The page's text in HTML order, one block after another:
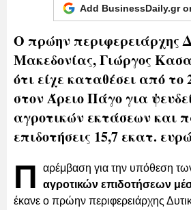
Add BusinessDaily.gr
Ο πρώην περιφερειάρχης
Μακεδονίας, Γιώργος
ότι είχε καταθέσει από το
στον Άρειο Πάγο για
αγροτικών εκτάσεων και
επιδοτήσεις 15,7 εκατ.
Π αρέμβαση για την υπόθεση
αγροτικών επιδοτήσεων
έκανε ο πρώην περιφερειάρχης